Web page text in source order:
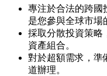
專注於合法的跨國
是您參與全球市場
採取分散投資策略
資產組合。
對於超額需求，準
道辦理。